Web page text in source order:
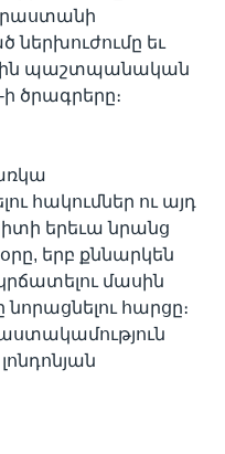
եւ
պաշտպանական
ծրագրերը։
հակումներ ու այդ
երեւա նրանց
երբ քննարկեն
մասին
հարցը։